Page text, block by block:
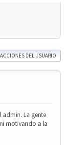
ACCIONES DEL USUARIO
admin. La gente
motivando a la